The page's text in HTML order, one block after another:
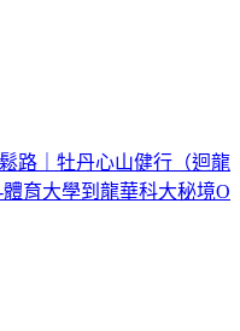
路｜牡丹心山健行（迴龍
育大學到龍華科大秘境O